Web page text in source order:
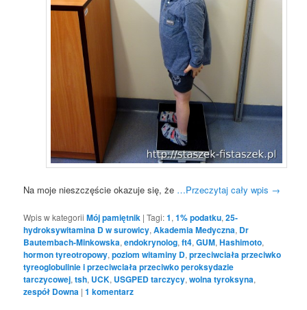
Na moje nieszczęście okazuje się, że …Przeczytaj cały wpis →
Wpis w kategoriiMój pamiętnik |Tagi:1,1% podatku,25-
hydroksywitamina D w surowicy,Akademia Medyczna, Dr
Bautembach-Minkowska,endokrynolog,ft4,GUM,Hashimoto,
hormon tyreotropowy,poziom witaminy D,przeciwciała przeciwko
tyreoglobulinie i przeciwciała przeciwko peroksydazie
tarczycowej,tsh, UCK, USGPED tarczycy,wolna tyroksyna,
zespół Downa |1 komentarz